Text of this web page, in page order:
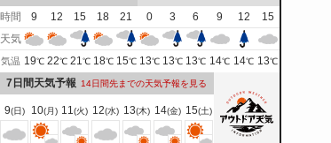
時間
9 12 15 18 21 0 3 6 9 12
15
天気
気温 19℃ 22℃ 21℃ 18℃ 15℃ 13℃ 13℃ 13℃ 14℃ 14℃ 13℃
7日間天気予報 14日間先までの天気予報を見る
9(日) 10(月) 11(火) 12(水) 13(木) 14(金) 15(土)